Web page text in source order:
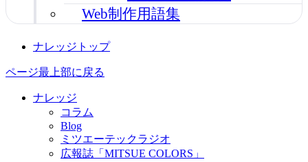
Web制作用語集
ナレッジトップ
ページ最上部に戻る
ナレッジ
コラム
Blog
ミツエーテックラジオ
広報誌「MITSUE COLORS」